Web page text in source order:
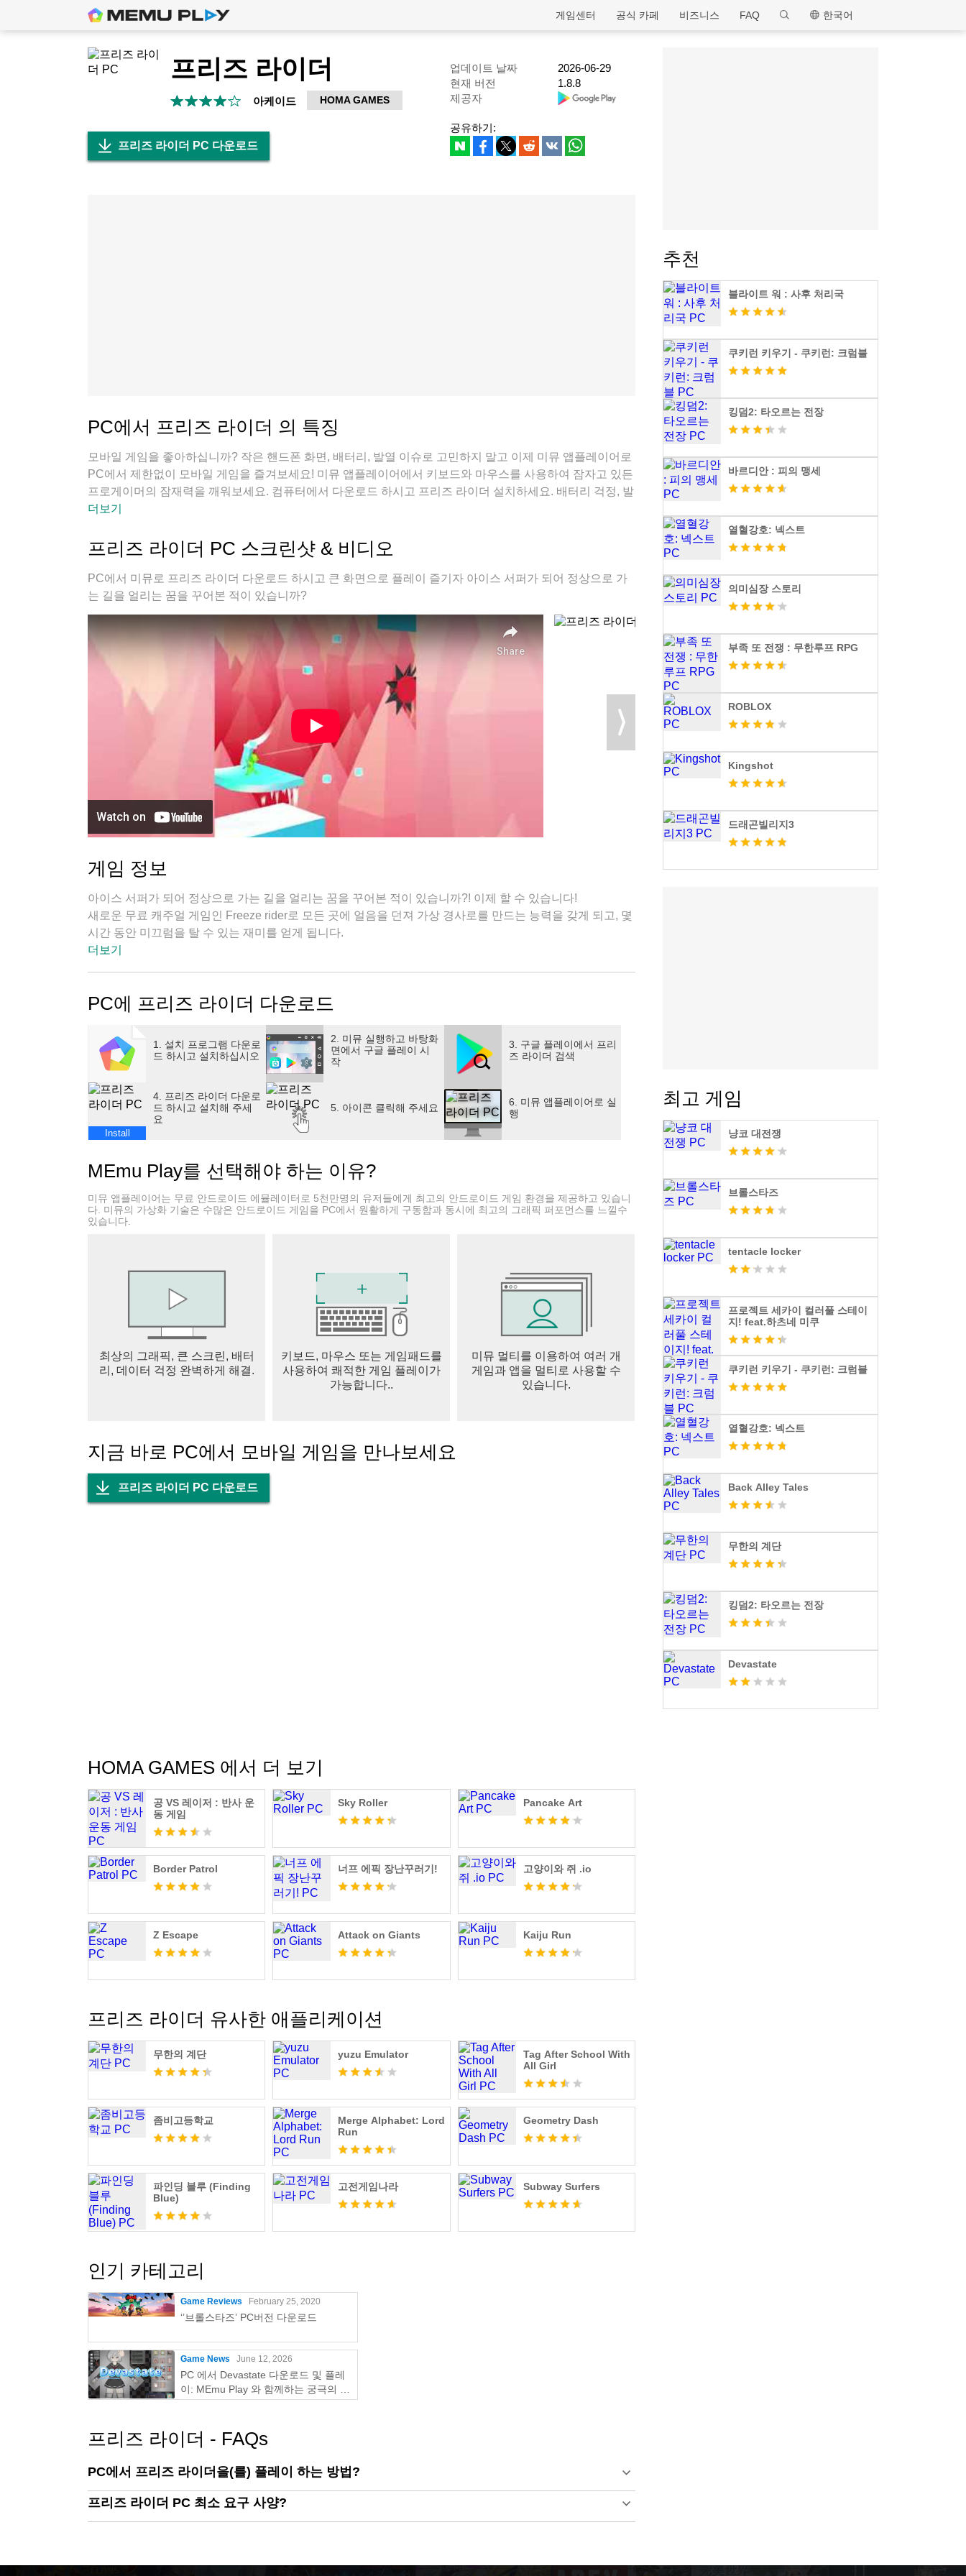
MEmu
한국어
FAQ
비즈니스
공식 카페
게임센터
프리즈 라이더
아케이드 HOMA GAMES
업데이트 날짜
2026-06-29
현재 버전
1.8.8
제공자
프리즈 라이더 PC 다운로드
공유하기:
PC에서 프리즈 라이더 의 특징
모바일 게임을 좋아하십니까? 작은 핸드폰 화면, 배터리, 발열 이슈로 고민하지 말고 이제 미뮤 앱플레이어로
PC에서 제한없이 모바일 게임을 즐겨보세요! 미뮤 앱플레이어에서 키보드와 마우스를 사용하여 잠자고 있든
프로게이머의 잠재력을 깨워보세요. 컴퓨터에서 다운로드 하시고 프리즈 라이더 설치하세요. 배터리 걱정, 발
열 걱정 필요없이 마음껏 즐길수 있습니다; 미뮤 멀티로 무장하여 모바일 게임을 한층 더 재미있게 플레이할
더보기
프리즈 라이더 PC 스크린샷 & 비디오
PC에서 미뮤로 프리즈 라이더 다운로드 하시고 큰 화면으로 플레이 즐기자 아이스 서퍼가 되어 정상으로 가
는 길을 얼리는 꿈을 꾸어본 적이 있습니까?
게임 정보
아이스 서퍼가 되어 정상으로 가는 길을 얼리는 꿈을 꾸어본 적이 있습니까?! 이제 할 수 있습니다!
새로운 무료 캐주얼 게임인 Freeze rider로 모든 곳에 얼음을 던져 가상 경사로를 만드는 능력을 갖게 되고, 몇
시간 동안 미끄럼을 탈 수 있는 재미를 얻게 됩니다.
수없이 많은 아름다운 환경을 감상하고 가능한 많은 얼음을 모아서 올라갈 수 있을 만큼 올라간 다음 최대한
⭐ 아름다운 그래픽
⭐ 100% 무료 게임
⭐ 재미있고 중독성있는 게임 플레이
⭐ 쉬운 컨트롤
⭐ 성인과 어린이 모두 즐길 수 있습니다!
이제 얼음을 모아서 최고의 아이스 서퍼가 될 때입니다. 감기에 걸리지 말고 즐기세요 :)
더보기
PC에 프리즈 라이더 다운로드
1. 설치 프로그램 다운로
드 하시고 설치하십시오
2. 미뮤 실행하고 바탕화
면에서 구글 플레이 시
작
3. 구글 플레이에서 프리
즈 라이더 검색
Install
4. 프리즈 라이더 다운로
드 하시고 설치해 주세
요
5. 아이콘 클릭해 주세요
6. 미뮤 앱플레이어로 실
행
MEmu Play를 선택해야 하는 이유?
미뮤 앱플레이어는 무료 안드로이드 에뮬레이터로 5천만명의 유저들에게 최고의 안드로이드 게임 환경을 제공하고 있습니
다. 미뮤의 가상화 기술은 수많은 안드로이드 게임을 PC에서 원활하게 구동함과 동시에 최고의 그래픽 퍼포먼스를 느낄수
있습니다.
최상의 그래픽, 큰 스크린, 배터
리, 데이터 걱정 완벽하게 해결.
키보드, 마우스 또는 게임패드를
사용하여 쾌적한 게임 플레이가
가능합니다..
미뮤 멀티를 이용하여 여러 개
게임과 앱을 멀티로 사용할 수
있습니다.
지금 바로 PC에서 모바일 게임을 만나보세요
프리즈 라이더 PC 다운로드
HOMA GAMES 에서 더 보기
공 VS 레이저 : 반사 운
동 게임
Sky Roller Pancake Art
Border Patrol 너프 에픽 장난꾸러기! 고양이와 쥐 .io
Z Escape Attack on Giants Kaiju Run
프리즈 라이더 유사한 애플리케이션
무한의 계단 yuzu Emulator
Tag After School With
All Girl
좀비고등학교
Merge Alphabet: Lord
Run
Geometry Dash
파인딩 블루 (Finding
Blue)
고전게임나라 Subway Surfers
인기 카테고리
Game Reviews February 25, 2020
‘’브롤스타즈’ PC버전 다운로드
Game News June 12, 2026
PC 에서 Devastate 다운로드 및 플레
이: MEmu Play 와 함께하는 궁극의 게
이밍 가이드
프리즈 라이더 - FAQs
PC에서 프리즈 라이더을(를) 플레이 하는 방법?
프리즈 라이더 PC 최소 요구 사양?
추천
블라이트 워 : 사후 처리국
쿠키런 키우기 - 쿠키런: 크럼블
킹덤2: 타오르는 전장
바르디안 : 피의 맹세
열혈강호: 넥스트
의미심장 스토리
부족 또 전쟁 : 무한루프 RPG
ROBLOX
Kingshot
드래곤빌리지3
최고 게임
냥코 대전쟁
브롤스타즈
tentacle locker
프로젝트 세카이 컬러풀 스테이
지! feat.하츠네 미쿠
쿠키런 키우기 - 쿠키런: 크럼블
열혈강호: 넥스트
Back Alley Tales
무한의 계단
킹덤2: 타오르는 전장
Devastate